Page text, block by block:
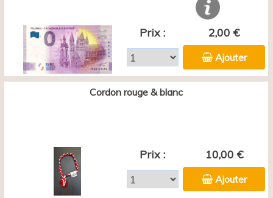
Prix : 2,00 €
Ajouter
Cordon rouge & blanc
Prix : 10,00 €
Ajouter